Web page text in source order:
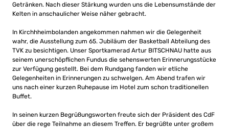
Getränken. Nach dieser Stärkung wurden uns die Lebensumstände der
Kelten in anschaulicher Weise näher gebracht.
In Kirchhheimbolanden angekommen nahmen wir die Gelegenheit
wahr, die Ausstellung zum 65. Jubiläum der Basketball Abteilung des
TVK zu besichtigen. Unser Sportkamerad Artur BITSCHNAU hatte aus
seinem unerschöpflichen Fundus die sehenswerten Erinnerungsstücke
zur Verfügung gestellt. Bei dem Rundgang fanden wir etliche
Gelegenheiten in Erinnerungen zu schwelgen. Am Abend trafen wir
uns nach einer kurzen Ruhepause im Hotel zum schon traditionellen
Buffet.
In seinen kurzen Begrüßungsworten freute sich der Präsident des CdF
über die rege Teilnahme an diesem Treffen. Er begrüßte unter großem